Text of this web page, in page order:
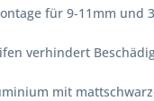
für 9-11mm und
verhindert
mit